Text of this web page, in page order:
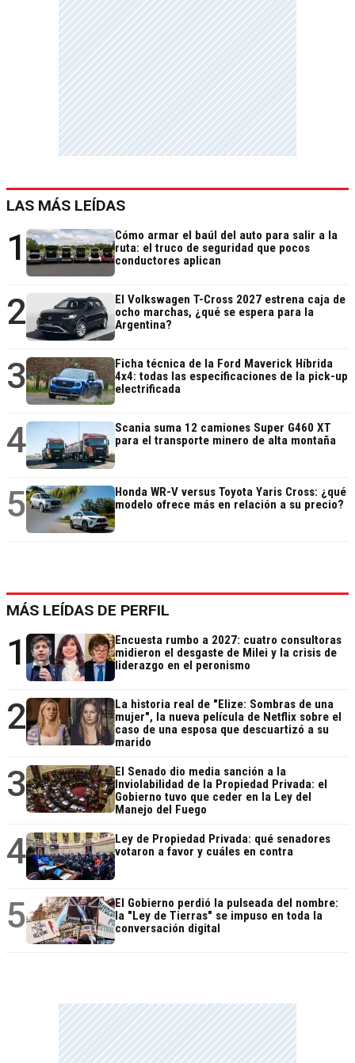
LAS MÁS LEÍDAS
1
Cómo armar el baúl del auto para salir a la
ruta: el truco de seguridad que pocos
conductores aplican
2
El Volkswagen T-Cross 2027 estrena caja de
ocho marchas, ¿qué se espera para la
Argentina?
3
Ficha técnica de la Ford Maverick Híbrida
4x4: todas las especificaciones de la pick-up
electrificada
4
Scania suma 12 camiones Super G460 XT
para el transporte minero de alta montaña
5
Honda WR-V versus Toyota Yaris Cross: ¿qué
modelo ofrece más en relación a su precio?
MÁS LEÍDAS DE PERFIL
1
Encuesta rumbo a 2027: cuatro consultoras
midieron el desgaste de Milei y la crisis de
liderazgo en el peronismo
2
La historia real de "Elize: Sombras de una
mujer", la nueva película de Netflix sobre el
caso de una esposa que descuartizó a su
marido
3
El Senado dio media sanción a la
Inviolabilidad de la Propiedad Privada: el
Gobierno tuvo que ceder en la Ley del
Manejo del Fuego
4
Ley de Propiedad Privada: qué senadores
votaron a favor y cuáles en contra
5
El Gobierno perdió la pulseada del nombre:
la "Ley de Tierras" se impuso en toda la
conversación digital